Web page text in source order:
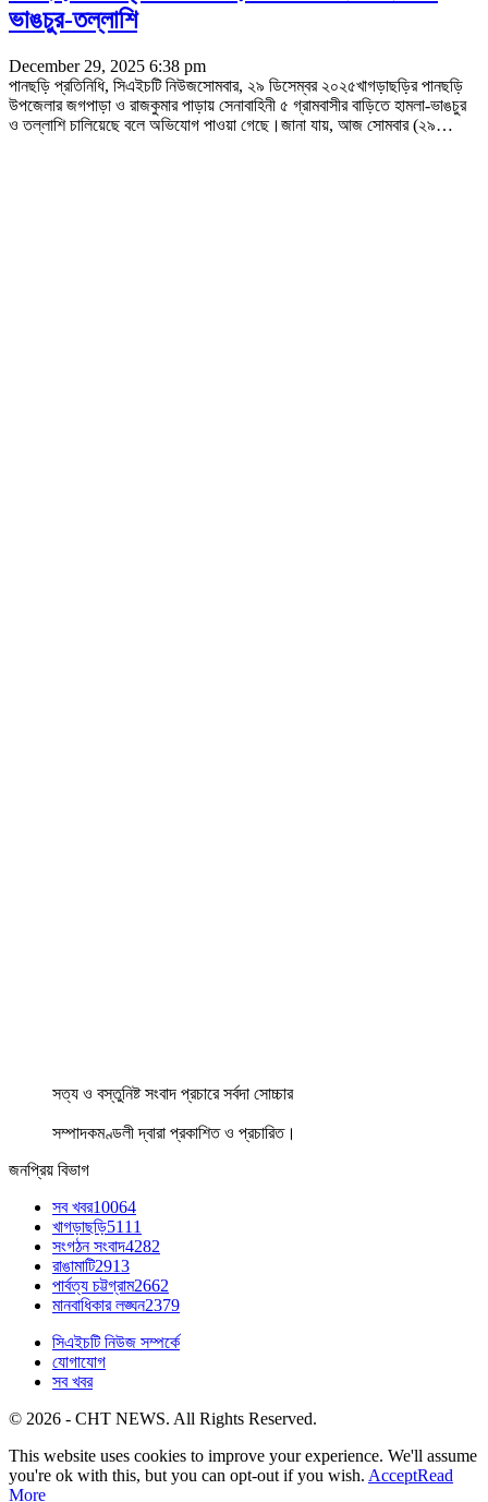
ভাঙচুর-তল্লাশি
December 29, 2025 6:38 pm
পানছড়ি প্রতিনিধি, সিএইচটি নিউজসোমবার, ২৯ ডিসেম্বর ২০২৫খাগড়াছড়ির পানছড়ি
উপজেলার জগপাড়া ও রাজকুমার পাড়ায় সেনাবাহিনী ৫ গ্রামবাসীর বাড়িতে হামলা-ভাঙচুর
ও তল্লাশি চালিয়েছে বলে অভিযোগ পাওয়া গেছে।জানা যায়, আজ সোমবার (২৯…
সত্য ও বস্তুনিষ্ট সংবাদ প্রচারে সর্বদা সোচ্চার
সম্পাদকমণ্ডলী দ্বারা প্রকাশিত ও প্রচারিত।
জনপ্রিয় বিভাগ
সব খবর10064
খাগড়াছড়ি5111
সংগঠন সংবাদ4282
রাঙামাটি2913
পার্বত্য চট্টগ্রাম2662
মানবাধিকার লঙ্ঘন2379
সিএইচটি নিউজ সম্পর্কে
যোগাযোগ
সব খবর
© 2026 - CHT NEWS. All Rights Reserved.
This website uses cookies to improve your experience. We'll assume
you're ok with this, but you can opt-out if you wish. AcceptRead
More